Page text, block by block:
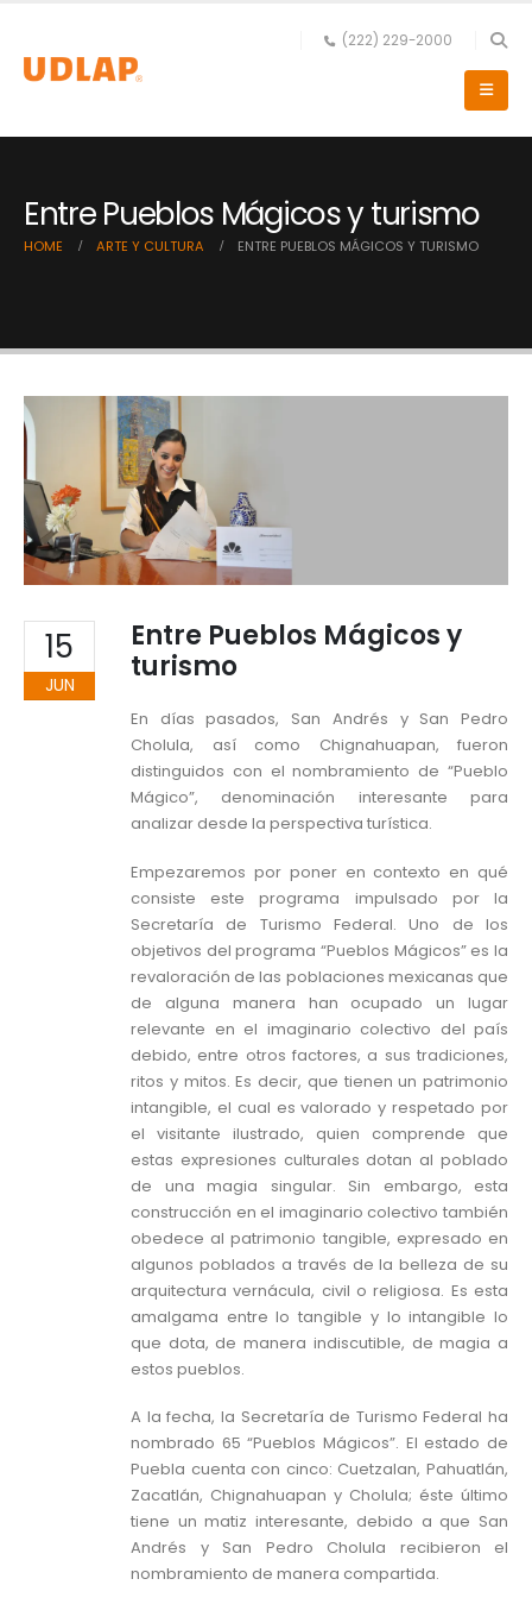
(222) 229-2000
Entre Pueblos Mágicos y turismo
HOME ARTE Y CULTURA ENTRE PUEBLOS MÁGICOS Y TURISMO
15
JUN
Entre Pueblos Mágicos y
turismo
En días pasados, San Andrés y San Pedro
Cholula, así como Chignahuapan, fueron
distinguidos con el nombramiento de “Pueblo
Mágico”, denominación interesante para
analizar desde la perspectiva turística.
Empezaremos por poner en contexto en qué
consiste este programa impulsado por la
Secretaría de Turismo Federal. Uno de los
objetivos del programa “Pueblos Mágicos” es la
revaloración de las poblaciones mexicanas que
de alguna manera han ocupado un lugar
relevante en el imaginario colectivo del país
debido, entre otros factores, a sus tradiciones,
ritos y mitos. Es decir, que tienen un patrimonio
intangible, el cual es valorado y respetado por
el visitante ilustrado, quien comprende que
estas expresiones culturales dotan al poblado
de una magia singular. Sin embargo, esta
construcción en el imaginario colectivo también
obedece al patrimonio tangible, expresado en
algunos poblados a través de la belleza de su
arquitectura vernácula, civil o religiosa. Es esta
amalgama entre lo tangible y lo intangible lo
que dota, de manera indiscutible, de magia a
estos pueblos.
A la fecha, la Secretaría de Turismo Federal ha
nombrado 65 “Pueblos Mágicos”. El estado de
Puebla cuenta con cinco: Cuetzalan, Pahuatlán,
Zacatlán, Chignahuapan y Cholula; éste último
tiene un matiz interesante, debido a que San
Andrés y San Pedro Cholula recibieron el
nombramiento de manera compartida.